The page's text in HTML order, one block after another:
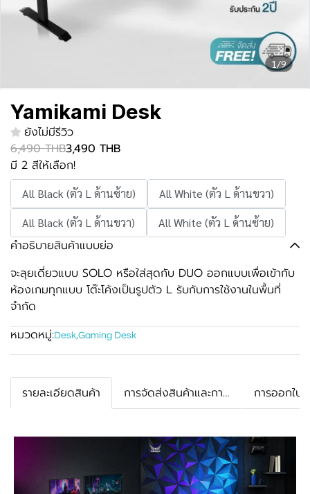
1/9
Yamikami Desk
ยังไม่มีรีวิว
6,490 THB3,490 THB
มี 2 สีให้เลือก!
All Black (ตัว L ด้านซ้าย)
All White (ตัว L ด้านขวา)
All Black (ตัว L ด้านขวา)
All White (ตัว L ด้านซ้าย)
คำอธิบายสินค้าแบบย่อ
จะลุยเดี่ยวแบบ SOLO หรือใส่สุดกับ DUO ออกแบบเพื่อเข้ากับ
ห้องเกมทุกแบบ โต๊ะโค้งเป็นรูปตัว L รับกับการใช้งานในพื้นที่
จำกัด
หมวดหมู่: Desk,Gaming Desk
รายละเอียดสินค้า การจัดส่งสินค้าและการรับประกัน การออกใบ